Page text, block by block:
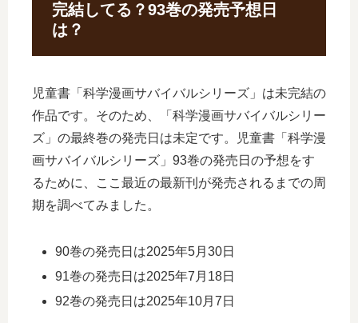
完結してる？93巻の発売予想日
は？
児童書「科学漫画サバイバルシリーズ」は未完結の
作品です。そのため、「科学漫画サバイバルシリー
ズ」の最終巻の発売日は未定です。児童書「科学漫
画サバイバルシリーズ」93巻の発売日の予想をす
るために、ここ最近の最新刊が発売されるまでの周
期を調べてみました。
90巻の発売日は2025年5月30日
91巻の発売日は2025年7月18日
92巻の発売日は2025年10月7日